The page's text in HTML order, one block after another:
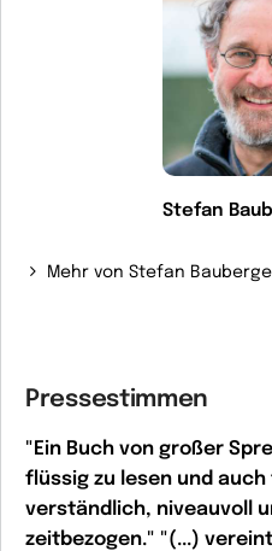
Stefan
Mehr von Stefan
Pressestimmen
"Ein Buch von großer
flüssig zu lesen und auch
verständlich, niveauvoll
zeitbezogen." "(...)